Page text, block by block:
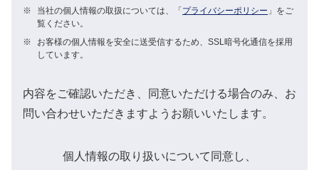
※ 当社の個人情報の取扱については、「 プライバシーポリシー 」をご
覧ください。
※
お客様の個人情報を安全に送受信するため、SSL暗号化通信を採用
しています。
内容をご確認いただき、同意いただける場合のみ、お
問い合わせいただきますようお願いいたします。
個人情報の取り扱いについて同意し、